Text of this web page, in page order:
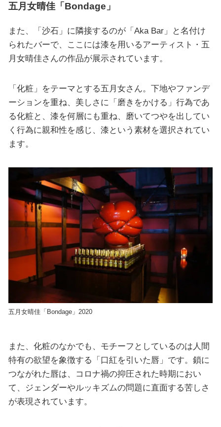
五月女晴佳「Bondage」
また、「沙石」に隣接するのが「Aka Bar」と名付け
られたバーで、ここには漆を用いるアーティスト・五
月女晴佳さんの作品が展示されています。
「化粧」をテーマとする五月女さん。下地やファンデ
ーションを重ね、美しさに「磨きをかける」行為であ
る化粧と、漆を何層にも重ね、磨いてつやを出してい
く行為に親和性を感じ、漆という素材を選択されてい
ます。
五⽉⼥晴佳「Bondage」2020
また、化粧のなかでも、モチーフとしているのは人間
特有の欲望を象徴する「口紅を引いた唇」です。鎖に
つながれた唇は、コロナ禍の抑圧された時期におい
て、ジェンダーやルッキズムの問題に直面する苦しさ
が表現されています。